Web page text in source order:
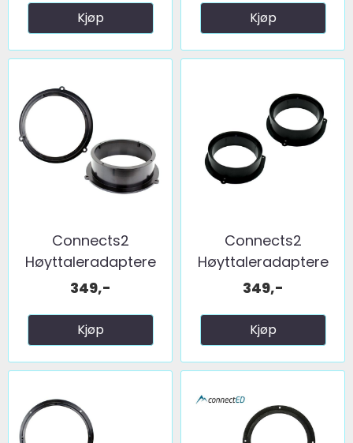
Kjøp Kjøp
Connects2
Høyttaleradaptere
(165mm) ...
349,-
Kjøp
Connects2
Høyttaleradaptere
(165mm) ...
349,-
Kjøp